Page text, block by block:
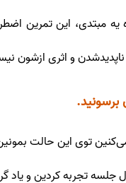
یه مبتدی، این تمرین
و اثری ازشون
برسونید.
توی این حالت
تجربه کردین و یاد